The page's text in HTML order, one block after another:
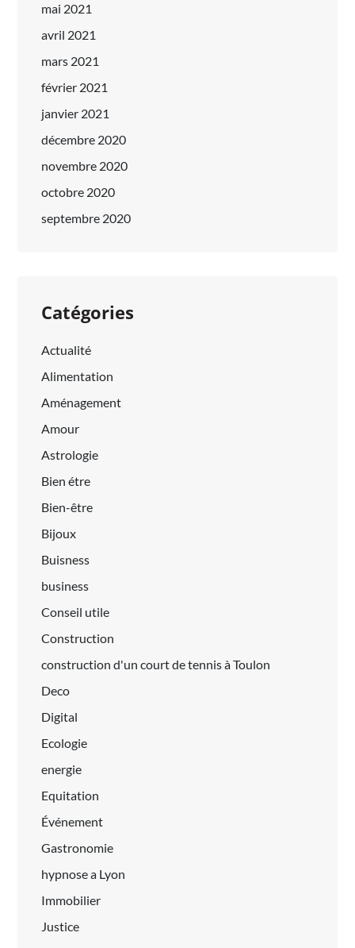
mai 2021
avril 2021
mars 2021
février 2021
janvier 2021
décembre 2020
novembre 2020
octobre 2020
septembre 2020
Catégories
Actualité
Alimentation
Aménagement
Amour
Astrologie
Bien étre
Bien-être
Bijoux
Buisness
business
Conseil utile
Construction
construction d'un court de tennis à Toulon
Deco
Digital
Ecologie
energie
Equitation
Événement
Gastronomie
hypnose a Lyon
Immobilier
Justice